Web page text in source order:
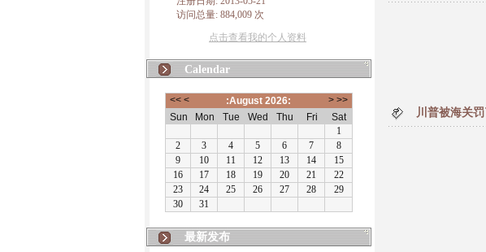
访问总量: 884,009 次
点击查看我的个人资料
Calendar
最新发布
川普被海关罚